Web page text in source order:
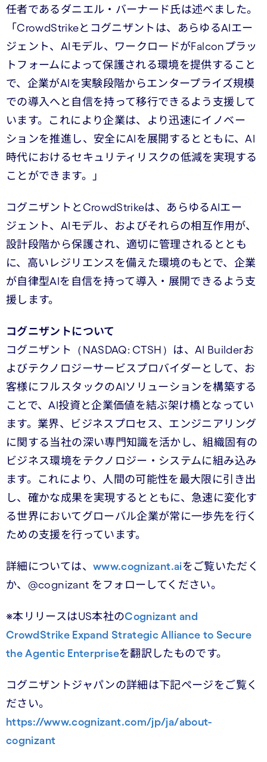
任者であるダニエル・バーナード氏は述べました。
「CrowdStrikeとコグニザントは、あらゆるAIエー
ジェント、AIモデル、ワークロードがFalconプラッ
トフォームによって保護される環境を提供すること
で、企業がAIを実験段階からエンタープライズ規模
での導入へと自信を持って移行できるよう支援して
います。これにより企業は、より迅速にイノベー
ションを推進し、安全にAIを展開するとともに、AI
時代におけるセキュリティリスクの低減を実現する
ことができます。」
コグニザントとCrowdStrikeは、あらゆるAIエー
ジェント、AIモデル、およびそれらの相互作用が、
設計段階から保護され、適切に管理されるととも
に、高いレジリエンスを備えた環境のもとで、企業
が自律型AIを自信を持って導入・展開できるよう支
援します。
コグニザントについて
コグニザント（NASDAQ: CTSH）は、AI Builderお
よびテクノロジーサービスプロバイダーとして、お
客様にフルスタックのAIソリューションを構築する
ことで、AI投資と企業価値を結ぶ架け橋となってい
ます。業界、ビジネスプロセス、エンジニアリング
に関する当社の深い専門知識を活かし、組織固有の
ビジネス環境をテクノロジー・システムに組み込み
ます。これにより、人間の可能性を最大限に引き出
し、確かな成果を実現するとともに、急速に変化す
る世界においてグローバル企業が常に一歩先を行く
ための支援を行っています。
詳細については、 www.cognizant.aiをご覧いただく
か、@cognizant をフォローしてください。
※本リリースはUS本社のCognizant and
CrowdStrike Expand Strategic Alliance to Secure
the Agentic Enterpriseを翻訳したものです。
コグニザントジャパンの詳細は下記ページをご覧く
ださい。
https://www.cognizant.com/jp/ja/about-
cognizant